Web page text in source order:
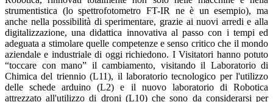
strumentistica (lo spettrofotometro FT-IR ne è un esempio), ma
anche nella possibilità di sperimentare, grazie ai nuovi arredi e alla
digitalizzazione, una didattica innovativa al passo con i tempi ed
adeguata a stimolare quelle competenze e senso critico che il mondo
aziendale e industriale di oggi richiedono. I Visitatori hanno potuto
“toccare con mano” il cambiamento, visitando il Laboratorio di
Chimica del triennio (L11), il laboratorio tecnologico per l'utilizzo
delle schede arduino (L2) e il nuovo laboratorio di Robotica
attrezzato all'utilizzo di droni (L10) che sono da considerarsi per